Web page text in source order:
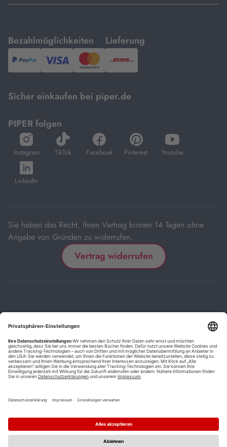
Bezahlmöglichkeiten
mit
PayPal,Visa
und
Lieferung
mit
DHL.
Sicher einkaufen bei piper.de
PIPER folgen
Instagram
öffnet
in
neuem
Tab
TikTok
öffnet
in
Facebook
öffnet
in
Pinterest
öffnet
in
Youtube
öffnet
in
LinkedIn
öffnet
in
Sie haben das Recht, Ihren Vertrag binnen 14 Tagen ohne
Angabe von Gründen zu widerrufen.
Vertrag widerrufen
BarrierefreiheitserklärungCookie-Einstellungen
*
Die mit Sternchen (*) gekennzeichneten Links sind Affiliate-Links.
Wenn Sie auf einen solchen Link klicken und auf der Zielseite etwas
kaufen, bekommen wir vom betreffenden Anbieter oder Online-Shop
Kauf oder Preis.
Mehrwertsteuer.
Versand innerhalb Deutschlands versandkostenfrei ab 9,00 €
Bestellwert.